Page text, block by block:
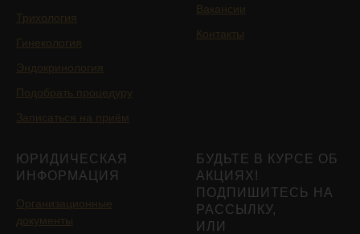
Трихология
Гинекология
Эндокринология
Подобрать процедуру
Записаться на приём
Вакансии
Контакты
ЮРИДИЧЕСКАЯ
ИНФОРМАЦИЯ
Организационные
документы
БУДЬТЕ В КУРСЕ ОБ
АКЦИЯХ!
ПОДПИШИТЕСЬ НА
РАССЫЛКУ,
ИЛИ